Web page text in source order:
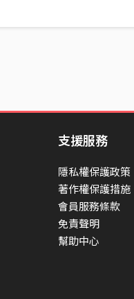
支援服務
隱私權保護政策
著作權保護措施
會員服務條款
免責聲明
幫助中心